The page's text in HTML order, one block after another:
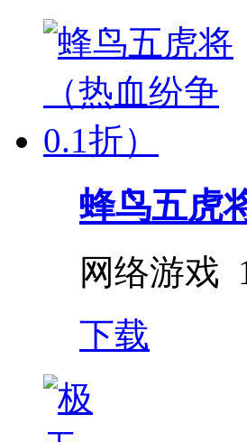
蜂鸟五虎
网络游戏
下载